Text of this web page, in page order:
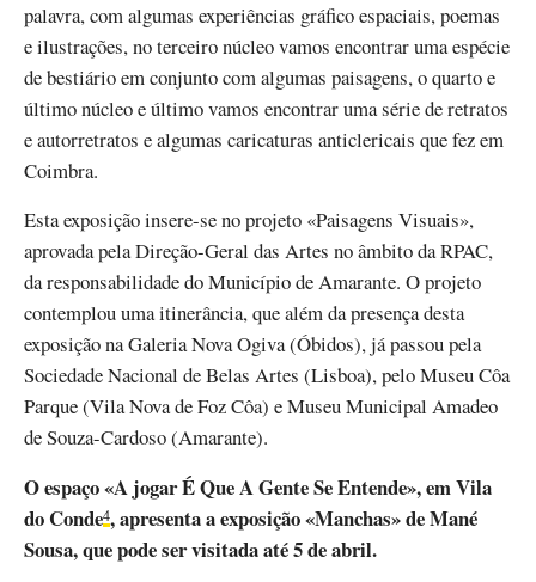
palavra, com algumas experiências gráfico espaciais, poemas
e ilustrações, no terceiro núcleo vamos encontrar uma espécie
de bestiário em conjunto com algumas paisagens, o quarto e
último núcleo e último vamos encontrar uma série de retratos
e autorretratos e algumas caricaturas anticlericais que fez em
Coimbra.
Esta exposição insere-se no projeto «Paisagens Visuais»,
aprovada pela Direção-Geral das Artes no âmbito da RPAC,
da responsabilidade do Município de Amarante. O projeto
contemplou uma itinerância, que além da presença desta
exposição na Galeria Nova Ogiva (Óbidos), já passou pela
Sociedade Nacional de Belas Artes (Lisboa), pelo Museu Côa
Parque (Vila Nova de Foz Côa) e Museu Municipal Amadeo
de Souza-Cardoso (Amarante).
O espaço «A jogar É Que A Gente Se Entende», em Vila
do Conde4, apresenta a exposição «Manchas» de Mané
Sousa, que pode ser visitada até 5 de abril.